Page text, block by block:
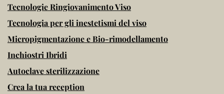
Tecnologie Ringiovanimento Viso
Tecnologia per gli inestetismi del viso
Micropigmentazione e Bio-rimodellamento
Inchiostri Ibridi
Autoclave sterilizzazione
Crea la tua reception